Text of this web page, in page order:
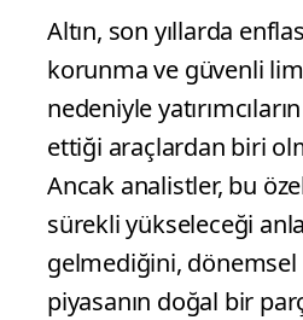
Altın, son yıllarda
korunma ve güvenli
nedeniyle
ettiği araçlardan biri
Ancak analistler, bu
sürekli yükseleceği
gelmediğini,
piyasanın doğal bir